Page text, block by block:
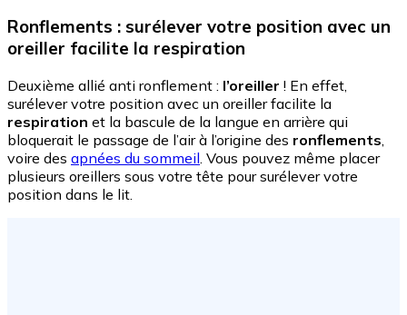
Ronflements : surélever votre position avec un
oreiller facilite la respiration
Deuxième allié anti ronflement : l’oreiller ! En effet,
surélever votre position avec un oreiller facilite la
respiration et la bascule de la langue en arrière qui
bloquerait le passage de l’air à l’origine des ronflements
voire des apnées du sommeil . Vous pouvez même placer
plusieurs oreillers sous votre tête pour surélever votre
position dans le lit.